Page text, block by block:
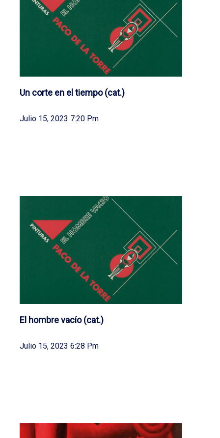
Un corte en el tiempo (cat.)
Julio 15, 2023 7:20 Pm
El hombre vacío (cat.)
Julio 15, 2023 6:28 Pm